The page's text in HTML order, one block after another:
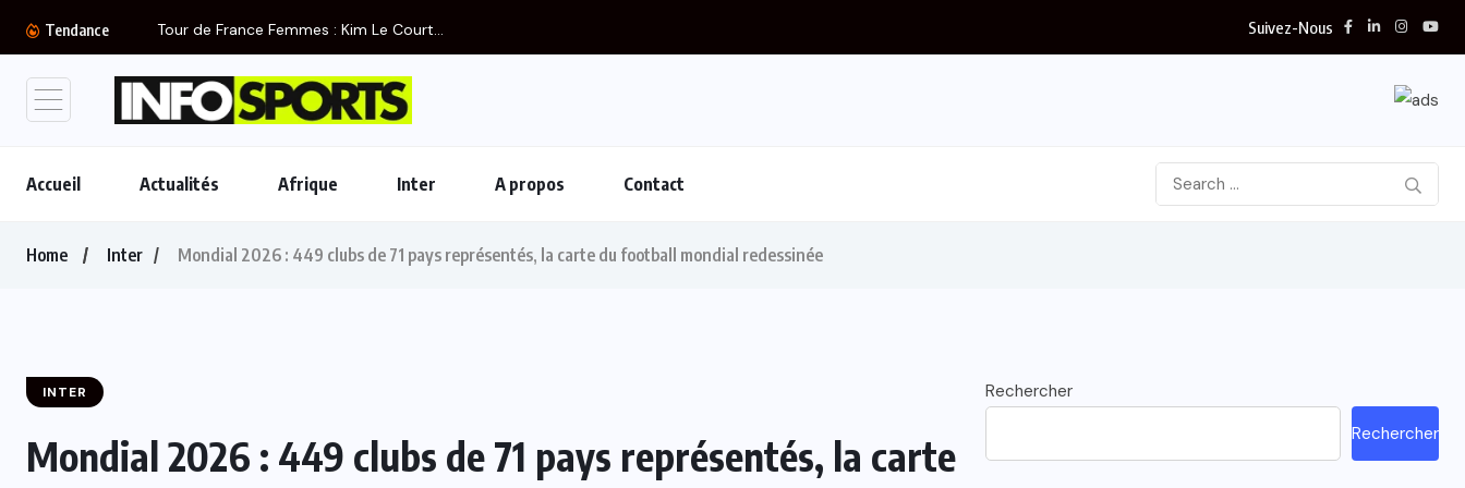
Tendance Tour de France Femmes : Kim Le Court... Suivez-Nous
Accueil Actualités Afrique Inter A propos Contact
Home Inter Mondial 2026 : 449 clubs de 71 pays représentés, la carte du football mondial redessinée
INTER
Mondial 2026 : 449 clubs de 71 pays représentés, la carte
Rechercher
Rechercher